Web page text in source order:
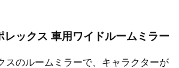
ックス 車用ワイドルームミラー
スのルームミラーで、キャラクターが